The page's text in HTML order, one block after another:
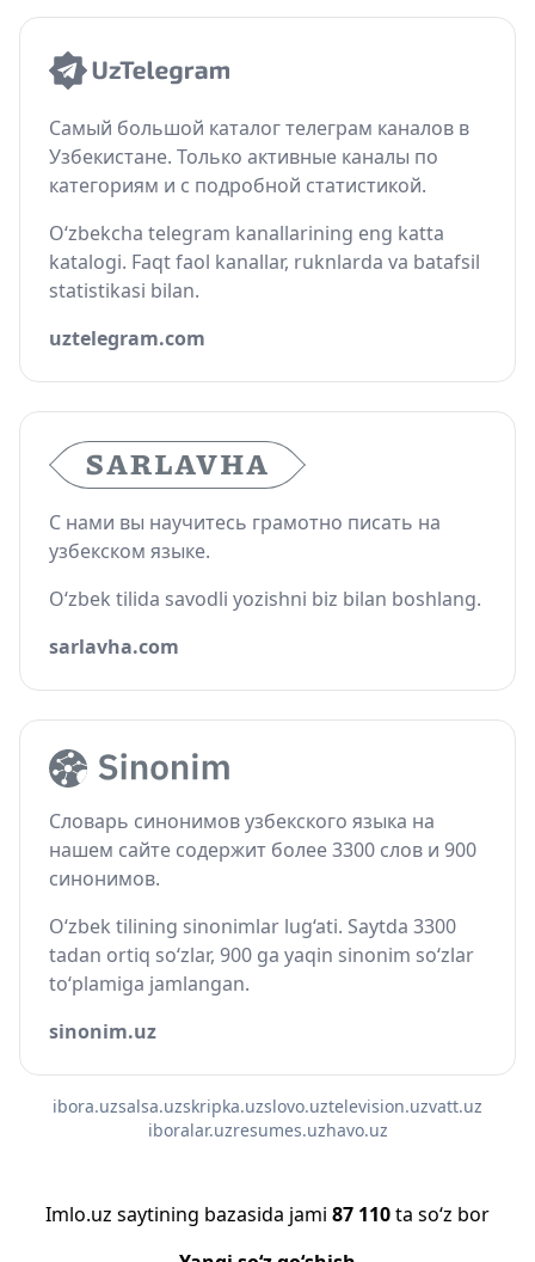
Самый большой каталог телеграм каналов в
Узбекистане. Только активные каналы по
категориям и с подробной статистикой.
O‘zbekcha telegram kanallarining eng katta
katalogi. Faqt faol kanallar, ruknlarda va batafsil
statistikasi bilan.
uztelegram.com
С нами вы научитесь грамотно писать на
узбекском языке.
O‘zbek tilida savodli yozishni biz bilan boshlang.
sarlavha.com
Словарь синонимов узбекского языка на
нашем сайте содержит более 3300 слов и 900
синонимов.
O‘zbek tilining sinonimlar lug‘ati. Saytda 3300
tadan ortiq so‘zlar, 900 ga yaqin sinonim so‘zlar
to‘plamiga jamlangan.
sinonim.uz
ibora.uzsalsa.uzskripka.uzslovo.uztelevision.uzvatt.uz
iboralar.uzresumes.uzhavo.uz
Imlo.uz saytining bazasida jami 87 110ta so‘z bor